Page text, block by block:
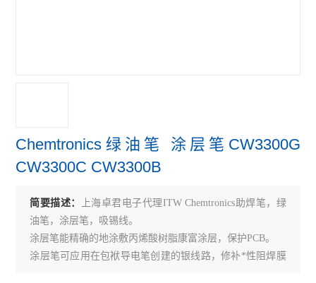
Chemtronics绿油笔 涂层笔CW3300G
CW3300C CW3300B
简要描述：
上海卓君电子代理ITW Chemtronics助焊笔，绿
油笔，涂层笔，吸锡线。
涂层笔能精确的地涂敷丙烯酸树脂康富涂层，保护PCB。
涂层笔可应用在包袱导电笔创建的银线路，修补*性阻焊膜